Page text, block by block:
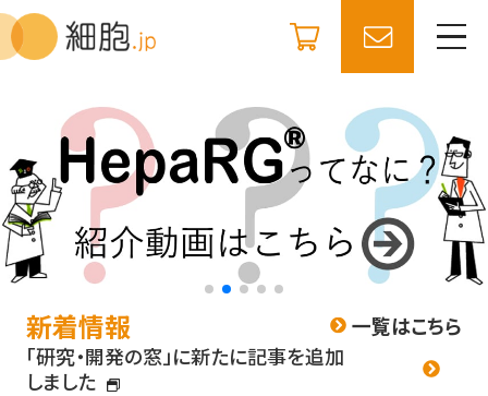
新着情報
一覧はこちら
「研究・開発の窓」に新たに記事を追加
しました